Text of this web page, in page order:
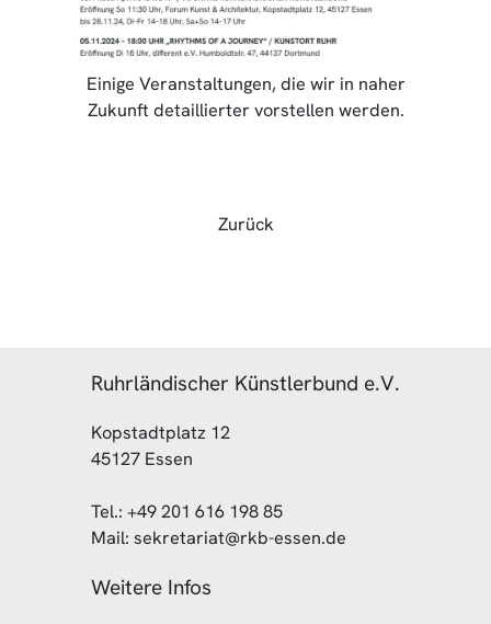
Einige Veranstaltungen, die wir in naher
Zukunft detaillierter vorstellen werden.
Zurück
Ruhrländischer Künstlerbund e.V.
Kopstadtplatz 12
45127 Essen
Tel.: +49 201 616 198 85
Mail: sekretariat@rkb-essen.de
Weitere Infos